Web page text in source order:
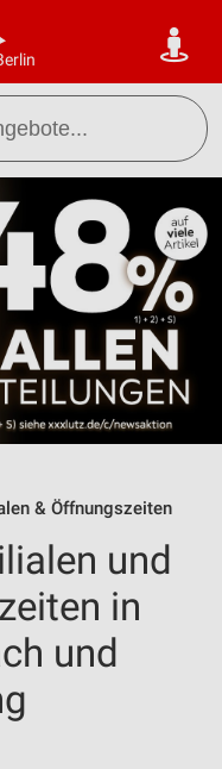
& Öffnungszeiten
und
in
und